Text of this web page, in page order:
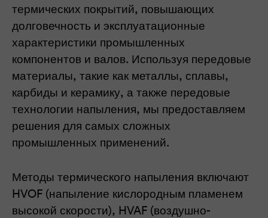
термических покрытий, повышающих
долговечность и эксплуатационные
характеристики промышленных
компонентов и валов. Используя передовые
материалы, такие как металлы, сплавы,
карбиды и керамику, а также передовые
технологии напыления, мы предоставляем
решения для самых сложных
промышленных применений.
Методы термического напыления включают
HVOF (напыление кислородным пламенем
высокой скорости), HVAF (воздушно-